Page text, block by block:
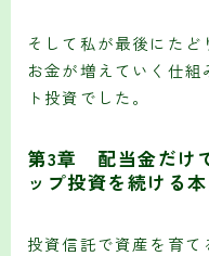
そして私が最後にた
お金が増えていく仕
ト投資でした。
第3章 配当金だけ
ップ投資を続ける
投資信託で資産を育て